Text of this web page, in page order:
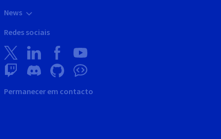
News
Redes sociais
Permanecer em contacto